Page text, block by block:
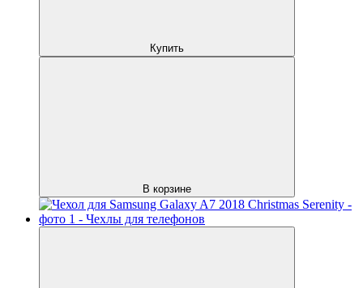
Купить
В корзине